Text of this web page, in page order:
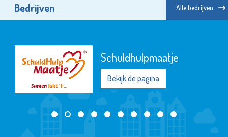
Bedrijven Alle bedrijven
Schuldhulpmaatje
Bekijk de pagina